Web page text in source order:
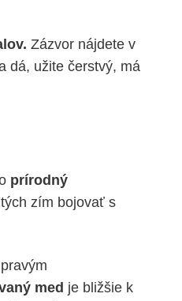
Zázvor nájdete v
dá, užite čerstvý, má
prírodný
zím bojovať s
med je bližšie k